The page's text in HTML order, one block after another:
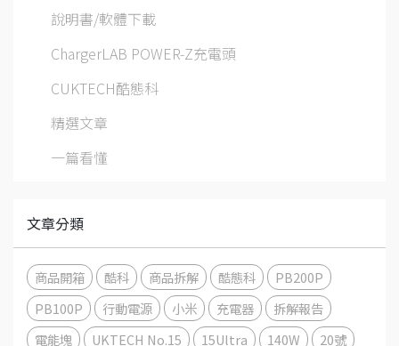
說明書/軟體下載
ChargerLAB POWER-Z充電頭
CUKTECH酷態科
精選文章
一篇看懂
文章分類
商品開箱 酷科 商品拆解 酷態科
PB200P
PB100P
行動電源 小米 充電器
拆解報告
電能塊
UKTECH No.15 15Ultra 140W
20號